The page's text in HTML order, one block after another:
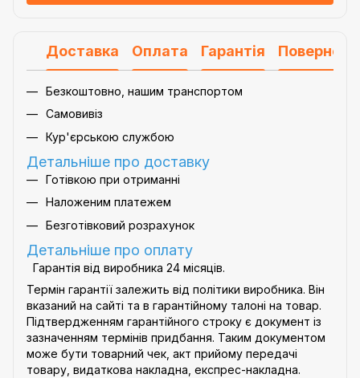
Доставка Оплата Гарантія
Безкоштовно, нашим транспортом
Самовивіз
Кур'єрською службою
Детальніше про доставку
Готівкою при отриманні
Наложеним платежем
Безготівковий розрахунок
Детальніше про оплату
Гарантія від виробника 24 місяців.
Термін гарантії залежить від політики виробника. Він
вказаний на сайті та в гарантійному талоні на товар.
Підтвердженням гарантійного строку є документ із
зазначенням термінів придбання. Таким документом
може бути товарний чек, акт прийому передачі
товару, видаткова накладна, експрес-накладна.